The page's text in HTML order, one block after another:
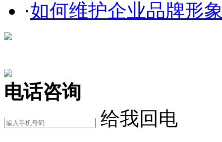
·如何维护企业品牌形
电话咨询
给我回电